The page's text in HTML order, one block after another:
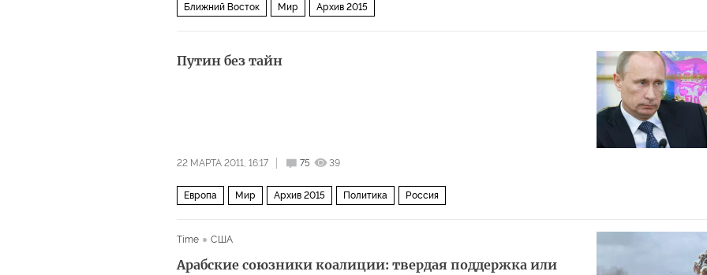
Ближний Восток Мир Архив 2015
Путин без тайн
22 МАРТА 2011, 16:17 75 39
Европа Мир Архив 2015 Политика Россия
Time США
Арабские союзники коалиции: твердая поддержка или